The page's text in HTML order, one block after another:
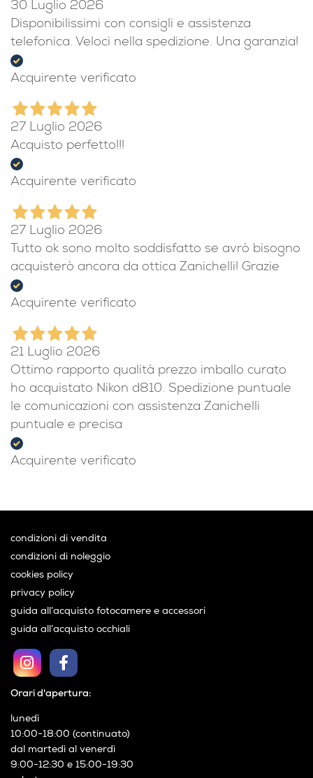
30 Luglio 2026
Disponibilissimi con consigli e assistenza
telefonica. Veloci nella spedizione. Una garanzia!
Acquirente verificato
27 Luglio 2026
Acquisto perfetto!!!
Acquirente verificato
27 Luglio 2026
Tutto ok sono molto soddisfatto se avrò bisogno
acquisterò ancora da ottica Zanichelli! Grazie
Acquirente verificato
21 Luglio 2026
Ottimo rapporto qualità prezzo imballo curato
ho acquistato Nikon d810. Spedizione puntuale
le comunicazioni con assistenza Zanichelli
puntuale e precisa
Acquirente verificato
Orari d'apertura:
lunedì
10:00-18:00 (continuato)
dal martedì al venerdì
9:00-12:30 e 15:00-19:30
condizioni di vendita
condizioni di noleggio
cookies policy
privacy policy
guida all’acquisto fotocamere e accessori
guida all’acquisto occhiali